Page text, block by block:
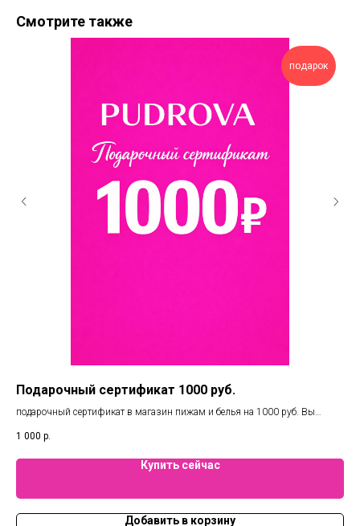
Смотрите также
подарок
Подарочный сертификат 1000 руб.
подарочный сертификат в магазин пижам и белья на 1000 руб. Вы
Маркштадт. А также при онлайн покупке.
1 000 р.
Купить сейчас
Добавить в корзину